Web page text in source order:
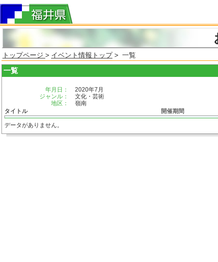
トップページ > イベント情報トップ> 一覧
一覧
年月日：
2020年7月
ジャンル：
文化・芸術
地区：
嶺南
タイトル
開催期間
データがありません。